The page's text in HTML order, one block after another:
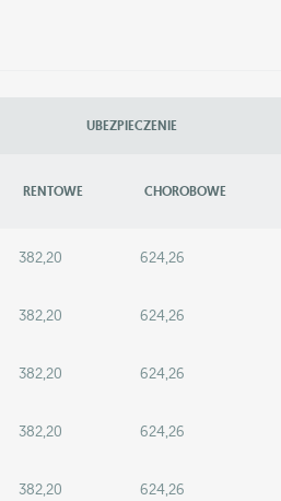
UBEZPIECZENIE
RENTOWE CHOROBOWE
382,20 624,26
382,20 624,26
382,20 624,26
382,20 624,26
382,20 624,26